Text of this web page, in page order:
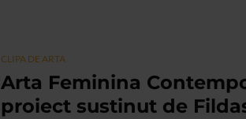
CLIPA DE ARTA
Arta Feminina
proiect sustinut de